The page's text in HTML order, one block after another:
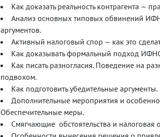
Как доказать реальность контрагента —
Анализ основных типовых обвинений
аргументов.
Активный налоговый спор — как это
Как доказывать формальный подход
Как писать разногласия. Поведение на
подвохом.
Как подготовить убедительные аргументы.
Дополнительные мероприятия и
Обеспечительные меры.
Смягчающие обстоятельства и налоговая